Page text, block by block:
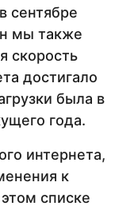
сентябре
мы также
скорость
достигало
была в
года.
интернета,
к
списке